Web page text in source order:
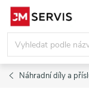
Přejít
obsah
Náhradní díly a